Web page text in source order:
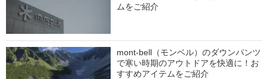
ムをご紹介
mont-bell（モンベル）のダウンパンツ
で寒い時期のアウトドアを快適に！お
すすめアイテムをご紹介